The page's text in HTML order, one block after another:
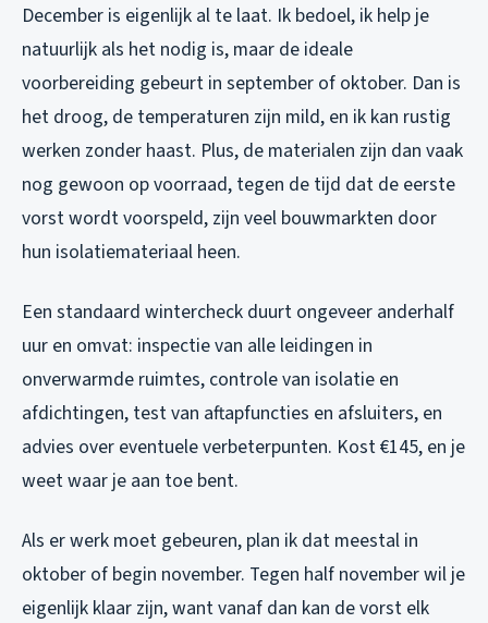
December is eigenlijk al te laat. Ik bedoel, ik help je
natuurlijk als het nodig is, maar de ideale
voorbereiding gebeurt in september of oktober. Dan is
het droog, de temperaturen zijn mild, en ik kan rustig
werken zonder haast. Plus, de materialen zijn dan vaak
nog gewoon op voorraad, tegen de tijd dat de eerste
vorst wordt voorspeld, zijn veel bouwmarkten door
hun isolatiemateriaal heen.
Een standaard wintercheck duurt ongeveer anderhalf
uur en omvat: inspectie van alle leidingen in
onverwarmde ruimtes, controle van isolatie en
afdichtingen, test van aftapfuncties en afsluiters, en
advies over eventuele verbeterpunten. Kost €145, en je
weet waar je aan toe bent.
Als er werk moet gebeuren, plan ik dat meestal in
oktober of begin november. Tegen half november wil je
eigenlijk klaar zijn, want vanaf dan kan de vorst elk